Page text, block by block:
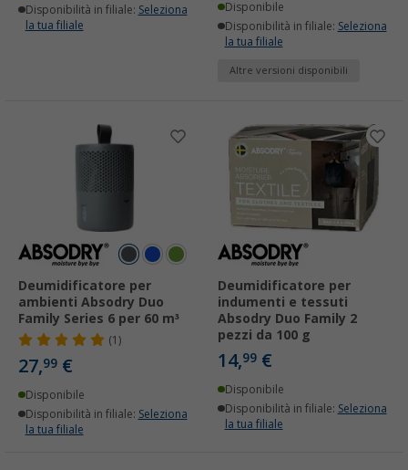
Disponibilità in filiale: Seleziona
la tua filiale
Disponibile
Disponibilità in filiale: Seleziona
la tua filiale
Altre versioni disponibili
Deumidificatore per
ambienti Absodry Duo
Family Series 6 per 60 m³
(1)
27,99 €
Disponibile
Disponibilità in filiale: Seleziona
la tua filiale
Deumidificatore per
indumenti e tessuti
Absodry Duo Family 2
pezzi da 100 g
14,99 €
Disponibile
Disponibilità in filiale: Seleziona
la tua filiale